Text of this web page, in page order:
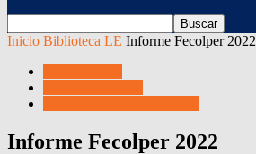
Inicio Biblioteca LE Informe Fecolper 2022
Informe Fecolper 2022